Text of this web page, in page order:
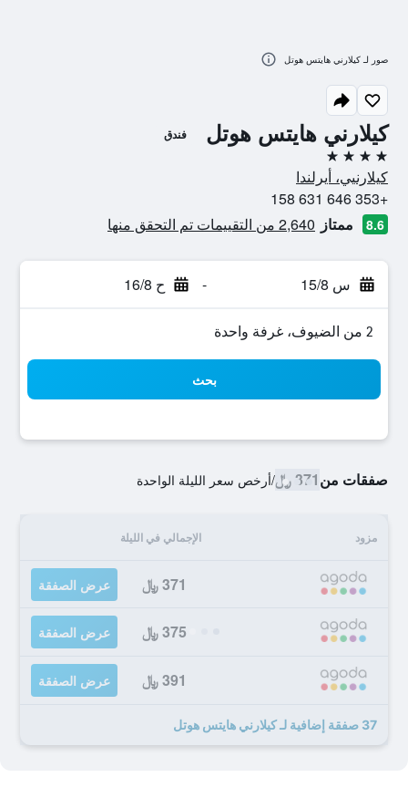
كيلارني هايتس هوتل فندق
4 نجوم
كيلارنيي، أيرلندا
+353 646 631 158
8.6 ممتاز 2,640 من التقييمات تم التحقق منها
س 15/8 - ح 16/8
2 من الضيوف، غرفة واحدة
بحث
صفقات من371 ﷼ /أرخص سعر الليلة الواحدة
مزود الإجمالي في الليلة
371 ﷼ عرض الصفقة
375 ﷼ عرض الصفقة
391 ﷼ عرض الصفقة
37 صفقة إضافية لـ كيلارني هايتس هوتل
صور لـ كيلارني هايتس هوتل